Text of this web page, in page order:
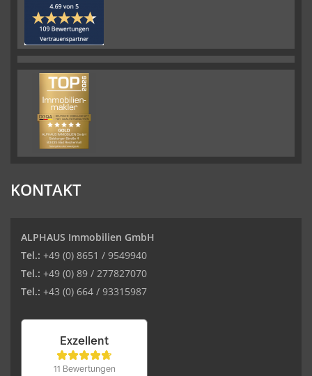
KONTAKT
ALPHAUS Immobilien GmbH
Tel.: +49 (0) 8651 / 9549940
Tel.: +49 (0) 89 / 277827070
Tel.: +43 (0) 664 / 93315987